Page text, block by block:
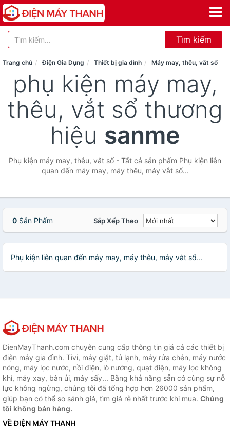
Tìm kiếm
Trang chủ Điện Gia Dụng Thiết bị gia đình Máy may, thêu, vắt sổ
phụ kiện máy may,
thêu, vắt sổ thương
hiệu sanme
Phụ kiện máy may, thêu, vắt sổ - Tất cả sản phẩm Phụ kiện liên
quan đến máy may, máy thêu, máy vắt sổ...
0 Sản Phẩm Sắp Xếp Theo
Phụ kiện liên quan đến máy may, máy thêu, máy vắt sổ...
DienMayThanh.com chuyên cung cấp thông tin giá cả các thiết bị
điện máy gia đình. Tivi, máy giặt, tủ lạnh, máy rửa chén, máy nước
nóng, máy lọc nước, nồi điện, lò nướng, quạt điện, máy lọc không
khí, máy xay, bàn ủi, máy sấy... Bằng khả năng sẵn có cùng sự nỗ
lực không ngừng, chúng tôi đã tổng hợp hơn 26000 sản phẩm,
giúp bạn có thể so sánh giá, tìm giá rẻ nhất trước khi mua. Chúng
tôi không bán hàng.
VỀ ĐIỆN MÁY THANH